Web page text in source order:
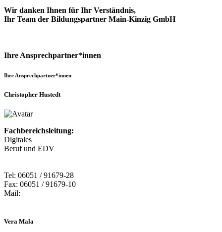
Wir danken Ihnen für Ihr Verständnis,
Ihr Team der Bildungspartner Main-Kinzig GmbH
Ihre Ansprechpartner*innen
Ihre Ansprechpartner*innen
Christopher Hustedt
Fachbereichsleitung:
Digitales
Beruf und EDV
Tel: 06051 / 91679-28
Fax: 06051 / 91679-10
Mail:
Vera Mala